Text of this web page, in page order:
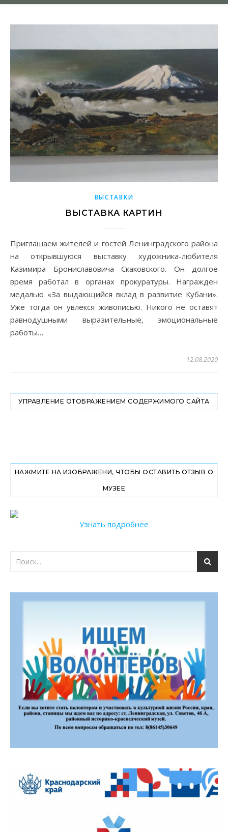
ВЫСТАВКИ
ВЫСТАВКА КАРТИН
Приглашаем жителей и гостей Ленинградского района
на открывшуюся выставку художника-любителя
Казимира Брониславовича Скаковского. Он долгое
время работал в органах прокуратуры. Награжден
медалью «За выдающийся вклад в развитие Кубани».
Уже тогда он увлекся живописью. Никого не оставят
равнодушными выразительные, эмоциональные
работы…
12.08.2020
УПРАВЛЕНИЕ ОТОБРАЖЕНИЕМ СОДЕРЖИМОГО САЙТА
НАЖМИТЕ НА ИЗОБРАЖЕНИ, ЧТОБЫ ОСТАВИТЬ ОТЗЫВ О
МУЗЕЕ
Узнать подробнее